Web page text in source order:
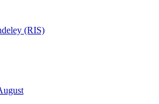
(RIS)